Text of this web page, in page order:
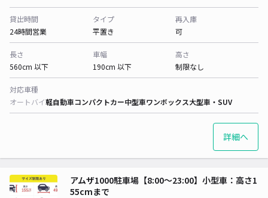
貸出時間
24時間営業
タイプ
平置き
再入庫
可
長さ
560cm 以下
車幅
190cm 以下
高さ
制限なし
対応車種
オートバイ軽自動車コンパクトカー中型車ワンボックス大型車・SUV
詳細へ
アムザ1000駐車場【8:00〜23:00】小型車：高さ1
55cmまで